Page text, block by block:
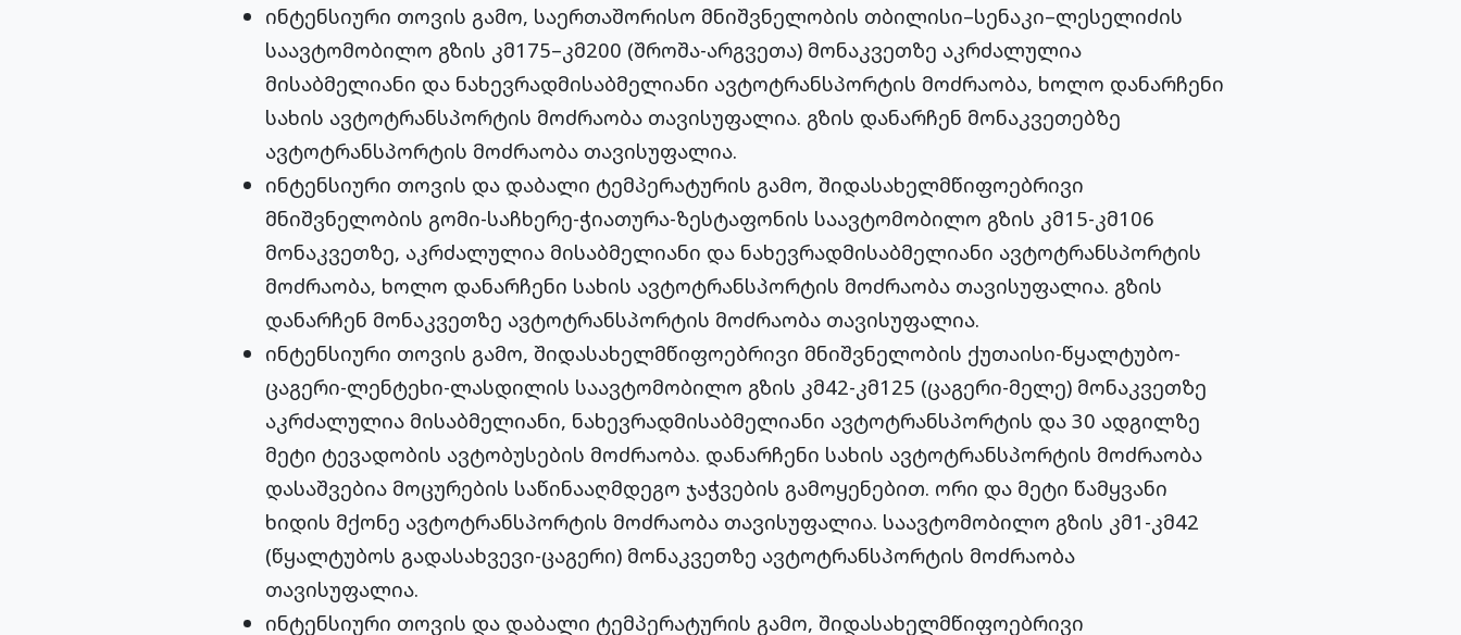
ინტენსიური თოვის გამო, საერთაშორისო მნიშვნელობის თბილისი–სენაკი–ლესელიძის
საავტომობილო გზის კმ175–კმ200 (შროშა-არგვეთა) მონაკვეთზე აკრძალულია
მისაბმელიანი და ნახევრადმისაბმელიანი ავტოტრანსპორტის მოძრაობა, ხოლო დანარჩენი
სახის ავტოტრანსპორტის მოძრაობა თავისუფალია. გზის დანარჩენ მონაკვეთებზე
ავტოტრანსპორტის მოძრაობა თავისუფალია.
ინტენსიური თოვის და დაბალი ტემპერატურის გამო, შიდასახელმწიფოებრივი
მნიშვნელობის გომი-საჩხერე-ჭიათურა-ზესტაფონის საავტომობილო გზის კმ15-კმ106
მონაკვეთზე, აკრძალულია მისაბმელიანი და ნახევრადმისაბმელიანი ავტოტრანსპორტის
მოძრაობა, ხოლო დანარჩენი სახის ავტოტრანსპორტის მოძრაობა თავისუფალია. გზის
დანარჩენ მონაკვეთზე ავტოტრანსპორტის მოძრაობა თავისუფალია.
ინტენსიური თოვის გამო, შიდასახელმწიფოებრივი მნიშვნელობის ქუთაისი-წყალტუბო-
ცაგერი-ლენტეხი-ლასდილის საავტომობილო გზის კმ42-კმ125 (ცაგერი-მელე) მონაკვეთზე
აკრძალულია მისაბმელიანი, ნახევრადმისაბმელიანი ავტოტრანსპორტის და 30 ადგილზე
მეტი ტევადობის ავტობუსების მოძრაობა. დანარჩენი სახის ავტოტრანსპორტის მოძრაობა
დასაშვებია მოცურების საწინააღმდეგო ჯაჭვების გამოყენებით. ორი და მეტი წამყვანი
ხიდის მქონე ავტოტრანსპორტის მოძრაობა თავისუფალია. საავტომობილო გზის კმ1-კმ42
(წყალტუბოს გადასახვევი-ცაგერი) მონაკვეთზე ავტოტრანსპორტის მოძრაობა
თავისუფალია.
ინტენსიური თოვის და დაბალი ტემპერატურის გამო, შიდასახელმწიფოებრივი